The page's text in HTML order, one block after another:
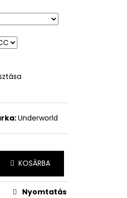
Underworld
KOSÁRBA
Nyomtatás